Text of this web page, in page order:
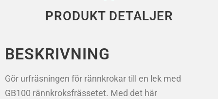
PRODUKT DETALJER
BESKRIVNING
Gör urfräsningen för rännkrokar till en lek med
GB100 rännkroksfrässetet. Med det här